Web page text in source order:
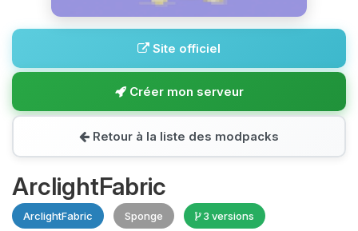
Site officiel
Créer mon serveur
Retour à la liste des modpacks
ArclightFabric
ArclightFabric Sponge 3 versions